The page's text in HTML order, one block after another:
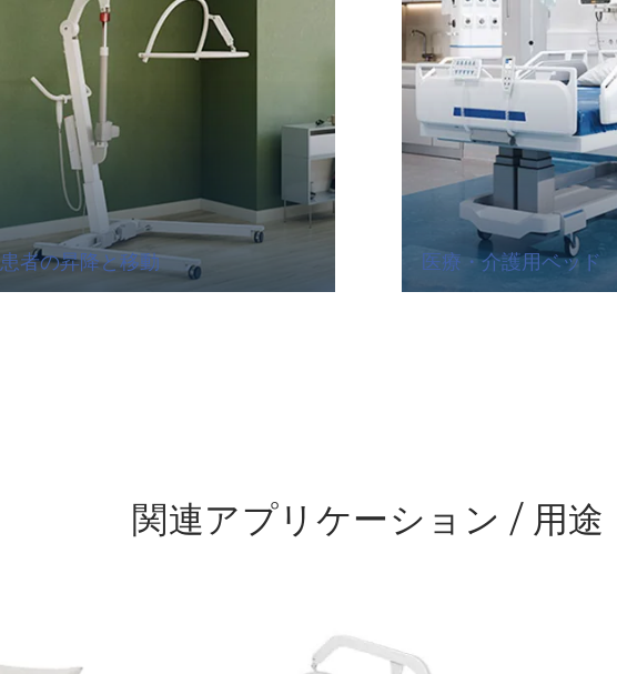
患者の昇降と移動 医療・介護用ベッド
関連アプリケーション / 用途